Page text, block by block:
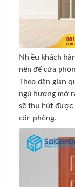
Nhiều khách
nên để cửa
Theo dân gian
ngủ hướng mở
sẽ thu hút
căn phòng.